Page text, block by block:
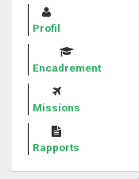
Profil
Encadrement
Missions
Rapports